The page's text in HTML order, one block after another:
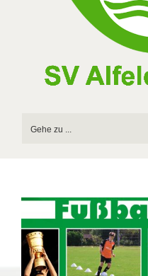
Gehe zu ...
grösseres
Bild